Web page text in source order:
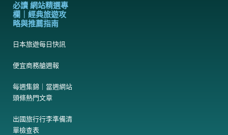
必讀 網站精選專
欄｜經典旅遊攻
略與推薦指南
日本旅遊每日快訊
便宜商務艙週報
每週集錦｜當週網站
頭條熱門文章
出國旅行行李準備清
單檢查表